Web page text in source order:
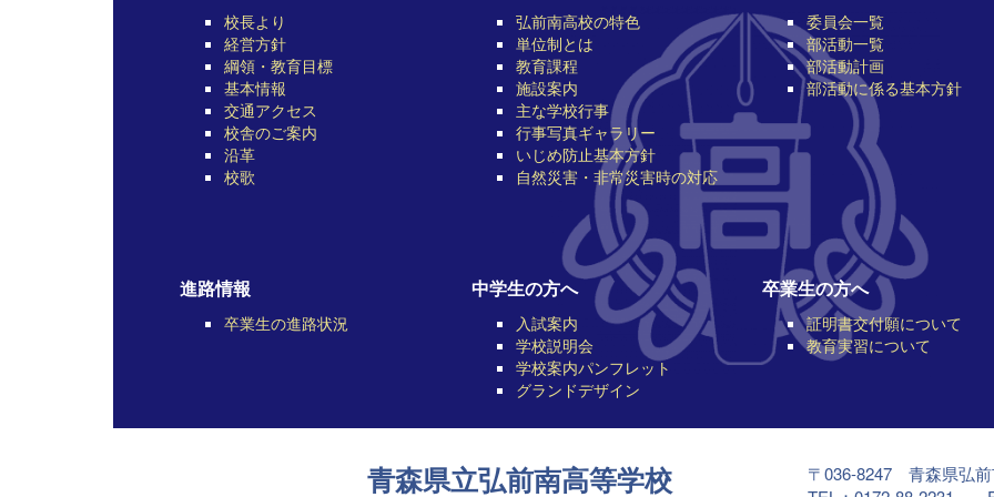
校長より
経営方針
綱領・教育目標
基本情報
交通アクセス
校舎のご案内
沿革
校歌
弘前南高校の特色
単位制とは
教育課程
施設案内
主な学校行事
行事写真ギャラリー
いじめ防止基本方針
自然災害・非常災害時の対応
委員会一覧
部活動一覧
部活動計画
部活動に係る基本方針
進路情報
卒業生の進路状況
中学生の方へ
入試案内
学校説明会
学校案内パンフレット
グランドデザイン
卒業生の方へ
証明書交付願について
教育実習について
青森県立弘前南高等学校
〒036-8247 青森県弘